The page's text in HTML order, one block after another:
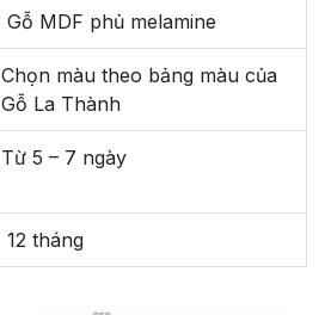
Gỗ MDF phủ melamine
Chọn màu theo bảng màu của
Gỗ La Thành
Từ 5 – 7 ngày
12 tháng